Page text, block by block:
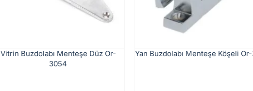
Vitrin Buzdolabı Menteşe Düz Or-
3054
Yan Buzdolabı Menteşe Köşeli Or-